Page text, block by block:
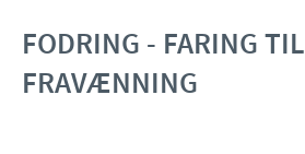
FODRING - FARING TIL
FRAVÆNNING